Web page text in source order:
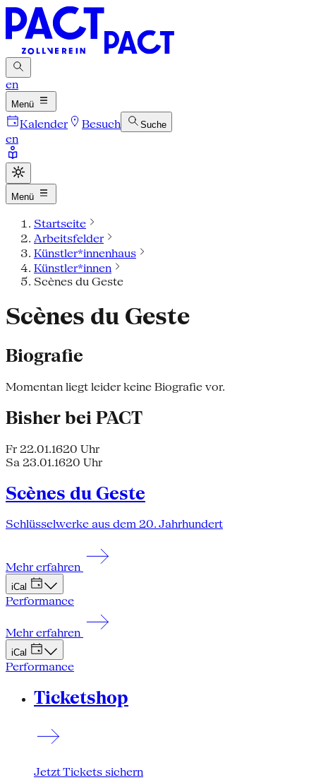
en
Menü
Kalender Besuch Suche
en
Menü
Startseite
Arbeitsfelder
Künstler*innenhaus
Künstler*innen
Scènes du Geste
Scènes du Geste
Biografie
Momentan liegt leider keine Biografie vor.
Bisher bei PACT
Fr 22.01.1620 Uhr
Sa 23.01.1620 Uhr
Scènes du Geste
Schlüsselwerke aus dem 20. Jahrhundert
Mehr erfahren
iCal
Performance
Mehr erfahren
iCal
Performance
Ticketshop
Jetzt Tickets sichern